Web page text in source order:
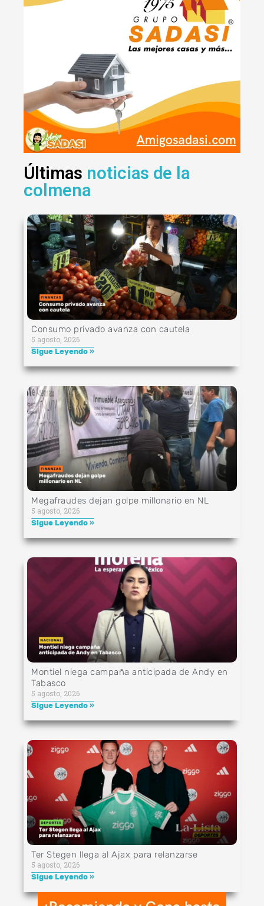
Últimas noticias de la
colmena
Consumo privado avanza con cautela
5 agosto, 2026
Sigue Leyendo »
Megafraudes dejan golpe millonario en NL
5 agosto, 2026
Sigue Leyendo »
Montiel niega campaña anticipada de Andy en
Tabasco
5 agosto, 2026
Sigue Leyendo »
Ter Stegen llega al Ajax para relanzarse
5 agosto, 2026
Sigue Leyendo »